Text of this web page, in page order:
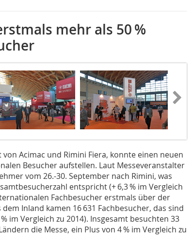
mehr als 50 %
Acimac und Rimini Fiera, konnte einen neuen
Besucher aufstellen. Laut Messeveranstalter
vom 26.-30. September nach Rimini, was
entspricht (+ 6,3 % im Vergleich
Fachbesucher erstmals über der
Inland kamen 16 631 Fachbesucher, das sind
im Vergleich zu 2014). Insgesamt besuchten 33
die Messe, ein Plus von 4 % im Vergleich zu